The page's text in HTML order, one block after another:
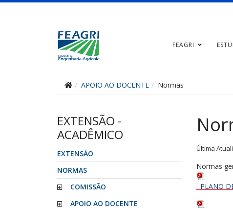
FEAGRI
APOIO AO DOCENTE Normas
EXTENSÃO -
ACADÊMICO
EXTENSÃO
NORMAS
COMISSÃO
APOIO AO DOCENTE
Última
Normas
PLANO